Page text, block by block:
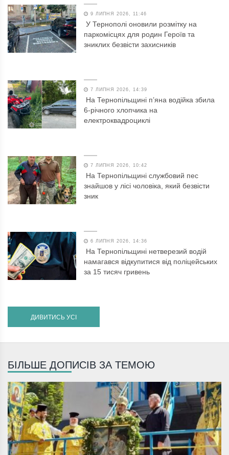
9 ЛИПНЯ 2026, 11:46
У Тернополі оновили розмітку на
паркомісцях для родин Героїв та
зниклих безвісти захисників
7 ЛИПНЯ 2026, 14:39
На Тернопільщині п’яна водійка збила
6-річного хлопчика на
електроквадроциклі
7 ЛИПНЯ 2026, 10:42
На Тернопільщині службовий пес
знайшов у лісі чоловіка, який безвісти
зник
6 ЛИПНЯ 2026, 14:36
На Тернопільщині нетверезий водій
намагався відкупитися від поліцейських
за 15 тисяч гривень
ДИВИТИСЬ УСІ
БІЛЬШЕ ДОПИСІВ ЗА ТЕМОЮ